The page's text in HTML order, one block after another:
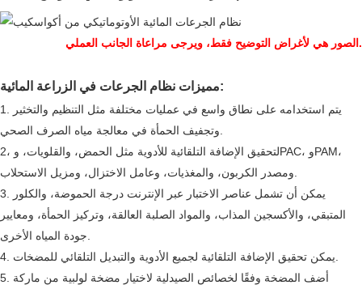
الصور هي لأغراض التوضيح فقط، ويرجى مراعاة الجانب العملي.
مميزات نظام الجرعات في الزراعة المائية:
1. يتم استخدامه على نطاق واسع في عمليات مختلفة مثل التنظيم والتخثير
2، لتحقيق الإضافة التلقائية للأدوية مثل الحمض، والقلويات، وPAC، وPAM،
3. يمكن أن تشمل عناصر الاختبار عبر الإنترنت درجة الحموضة، والكلور
المتبقي، والأكسجين المذاب، والمواد الصلبة العالقة، وتركيز الحمأة، ومعايير
5. أضف المضخة وفقًا لخصائص الصيدلية لاختيار مضخة لولبية من ماركة